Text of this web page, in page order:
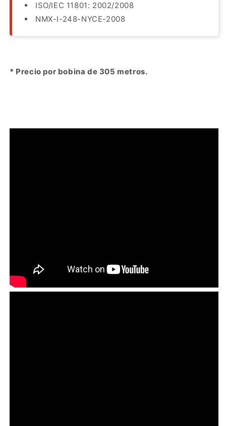
ISO/IEC 11801: 2002/2008
NMX-I-248-NYCE-2008
* Precio por bobina de 305 metros.